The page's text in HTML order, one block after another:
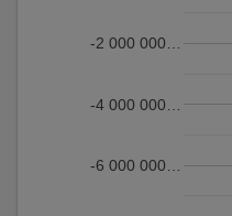
-6 000 000…
-4 000 000…
-2 000 000…